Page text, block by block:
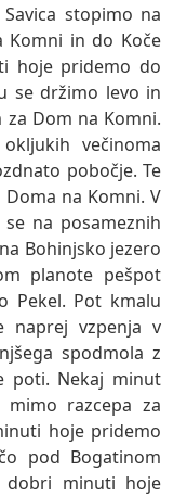
stopimo na
Komni in do Koče
hoje pridemo do
se držimo levo in
Dom na Komni.
večinoma
pobočje. Te
na Komni. V
na posameznih
Bohinjsko jezero
planote pešpot
Pekel. Pot kmalu
naprej vzpenja v
spodmola z
poti. Nekaj minut
razcepa za
hoje pridemo
pod Bogatinom
dobri minuti hoje